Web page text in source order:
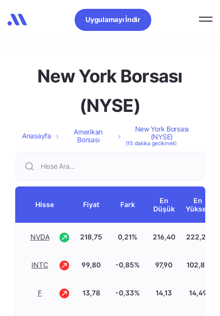
Uygulamayı İndir
New York Borsası
(NYSE)
Anasayfa
Amerikan
Borsası
New York Borsası
(NYSE)
(15 dakika gecikmeli)
Hisse Fiyat Fark
En
Düşük
En
Yüksek
NVDA 218,75 0,21% 216,40 222,22
INTC 99,80 -0,85% 97,90 102,83
F 13,78 -0,33% 14,13 14,49